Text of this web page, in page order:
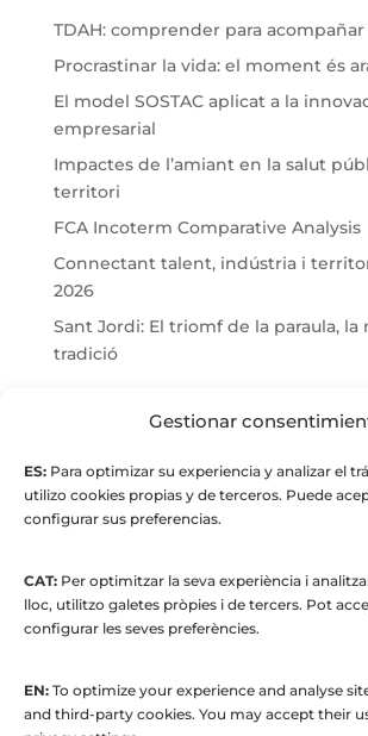
Gestionar
ES: Para optimizar su experiencia y analizar el
utilizo cookies propias y de terceros. Puede
configurar sus preferencias.
CAT: Per optimitzar la seva experiència i
lloc, utilitzo galetes pròpies i de tercers. Pot
configurar les seves preferències.
EN: To optimize your experience and analyse
and third-party cookies. You may accept their
TDAH: comprender para acompañar
Procrastinar la vida: el moment és
El model SOSTAC aplicat a la
empresarial
Impactes de l’amiant en la salut
territori
FCA Incoterm Comparative Analysis
Connectant talent, indústria i
2026
Sant Jordi: El triomf de la paraula, la
tradició
© Maria Fernandez Alonso
Full index
© 2015 to present. María
Strategic Manager | Corporate